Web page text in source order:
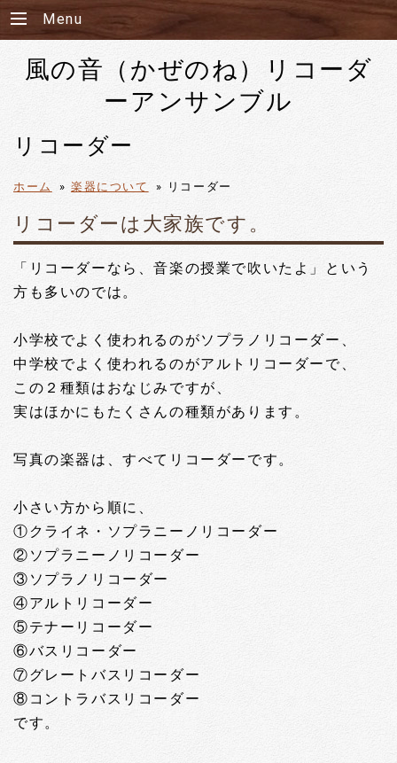
Menu
風の音（かぜのね）リコーダ
ーアンサンブル
リコーダー
ホーム » 楽器について » リコーダー
リコーダーは大家族です。
「リコーダーなら、音楽の授業で吹いたよ」という
方も多いのでは。
小学校でよく使われるのがソプラノリコーダー、
中学校でよく使われるのがアルトリコーダーで、
この２種類はおなじみですが、
実はほかにもたくさんの種類があります。
写真の楽器は、すべてリコーダーです。
小さい方から順に、
①クライネ・ソプラニーノリコーダー
②ソプラニーノリコーダー
③ソプラノリコーダー
④アルトリコーダー
⑤テナーリコーダー
⑥バスリコーダー
⑦グレートバスリコーダー
⑧コントラバスリコーダー
です。